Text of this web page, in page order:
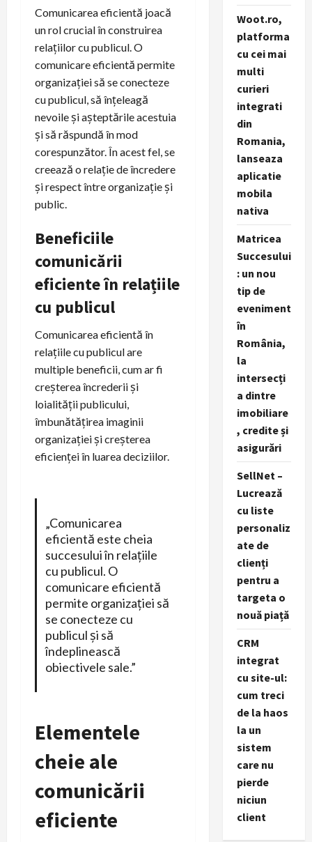
Comunicarea eficientă joacă
un rol crucial în construirea
relațiilor cu publicul. O
comunicare eficientă permite
organizației să se conecteze
cu publicul, să înțeleagă
nevoile și așteptările acestuia
și să răspundă în mod
corespunzător. În acest fel, se
creează o relație de încredere
și respect între organizație și
public.
Beneficiile
comunicării
eficiente în relațiile
cu publicul
Comunicarea eficientă în
relațiile cu publicul are
multiple beneficii, cum ar fi
creșterea încrederii și
loialității publicului,
îmbunătățirea imaginii
organizației și creșterea
eficienței în luarea deciziilor.
„Comunicarea
eficientă este cheia
succesului în relațiile
cu publicul. O
comunicare eficientă
permite organizației să
se conecteze cu
publicul și să
îndeplinească
obiectivele sale.”
Elementele
cheie ale
comunicării
eficiente
Woot.ro,
platforma
cu cei mai
multi
curieri
integrati
din
Romania,
lanseaza
aplicatie
mobila
nativa
Matricea
Succesului
: un nou
tip de
eveniment
în
România,
la
intersecți
a dintre
imobiliare
, credite și
asigurări
SellNet –
Lucrează
cu liste
personaliz
ate de
clienți
pentru a
targeta o
nouă piață
CRM
integrat
cu site-ul:
cum treci
de la haos
la un
sistem
care nu
pierde
niciun
client